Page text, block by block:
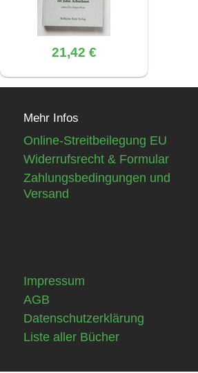
21,42 €
Mehr Infos
Online-Streitbeilegung EU
Widerrufsrecht & Formular
Zahlungsbedingungen und
Versand
Impressum
AGB
Datenschutzerklärung
Liste aller Bücher